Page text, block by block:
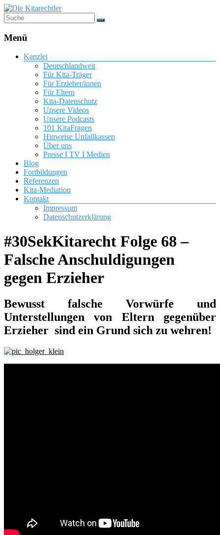
Menü
Kanzlei
Deutschlandweit
Für Kita-Träger
Für Erzieher/innen
Für Eltern
Kita-Datenschutz
Unsere Videos
Unsere Podcasts
101 KitaFragen
Hinweise Unfallkassen
Über uns
Presse I TV I Medien
Blog
Fortbildungen
Referenzen
Kita-Mediation
Kontakt
Impressum
Datenschutzerklärung
#30SekKitarecht Folge 68 –
Falsche Anschuldigungen
gegen Erzieher
Bewusst falsche Vorwürfe und
Unterstellungen von Eltern gegenüber
Erzieher sind ein Grund sich zu wehren!